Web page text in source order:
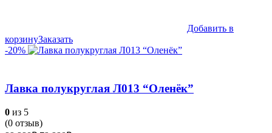
Добавить в
корзинуЗаказать
-20%
Лавка полукруглая Л013 “Оленёк”
0 из 5
(0 отзыв)